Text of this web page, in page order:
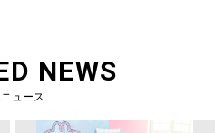
NEWS
ュース